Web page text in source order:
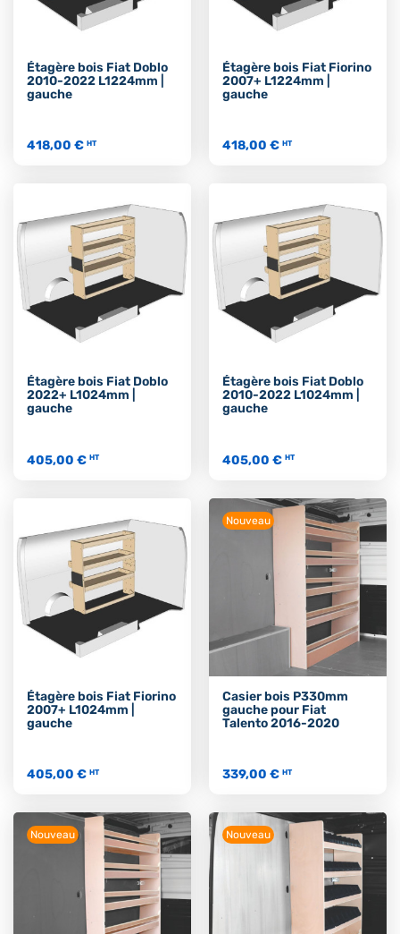
Étagère bois Fiat Doblo
2010-2022 L1224mm |
gauche
418,00 € HT
Étagère bois Fiat Fiorino
2007+ L1224mm |
gauche
418,00 € HT
Étagère bois Fiat Doblo
2022+ L1024mm |
gauche
405,00 € HT
Étagère bois Fiat Doblo
2010-2022 L1024mm |
gauche
405,00 € HT
Étagère bois Fiat Fiorino
2007+ L1024mm |
gauche
405,00 € HT
Nouveau
Casier bois P330mm
gauche pour Fiat
Talento 2016-2020
339,00 € HT
Nouveau Nouveau